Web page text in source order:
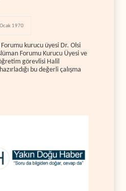
1970
kurucu üyesi Dr. Olsi
Forumu Kurucu Üyesi ve
görevlisi Halil
bu değerli çalışma